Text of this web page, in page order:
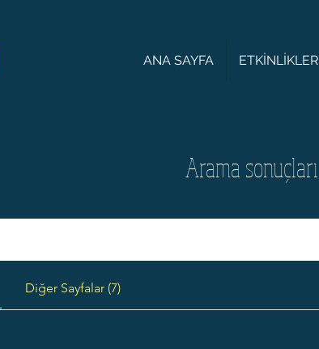
ANA SAYFA ETKİNLİKLER
Arama sonuçları
Diğer Sayfalar (7)